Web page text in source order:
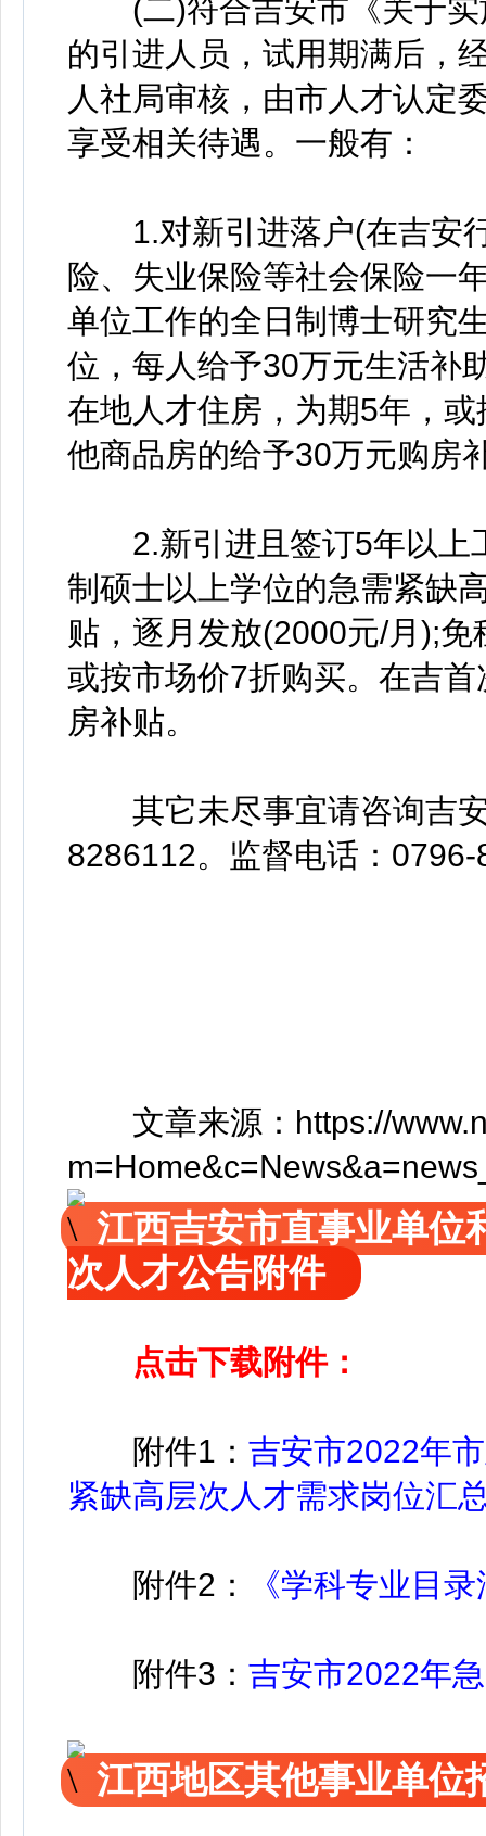
(二)符合吉安市《关于实
的引进人员，试用期满后，
人社局审核，由市人才认定
享受相关待遇。一般有：
1.对新引进落户(在吉安行
险、失业保险等社会保险一
单位工作的全日制博士研究
位，每人给予30万元生活补
在地人才住房，为期5年，
他商品房的给予30万元购房
2.新引进且签订5年以上
制硕士以上学位的急需紧缺
贴，逐月发放(2000元/月);
或按市场价7折购买。在吉
房补贴。
其它未尽事宜请咨询吉安
8286112。监督电话：
文章来源：https://
江西吉安市直事业单位
次人才公告附件
点击下载附件：
附件1： 吉安市2022年
紧缺高层次人才需求岗位汇
附件2： 《学科专业目
附件3： 吉安市2022年
江西地区其他事业单位